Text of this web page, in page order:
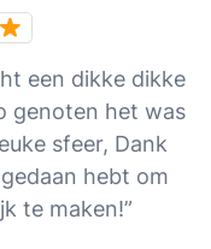
een dikke dikke
genoten het was
sfeer, Dank
hebt om
te maken!”